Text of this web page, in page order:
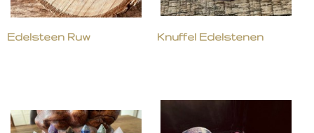
Edelsteen Ruw Knuffel Edelstenen